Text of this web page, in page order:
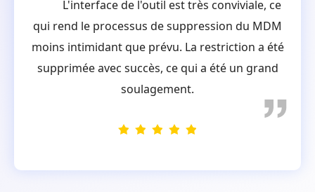
L'interface de l'outil est très conviviale, ce
qui rend le processus de suppression du MDM
moins intimidant que prévu. La restriction a été
supprimée avec succès, ce qui a été un grand
soulagement.